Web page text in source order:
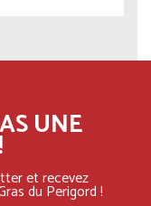
UNE
et recevez
du Perigord !